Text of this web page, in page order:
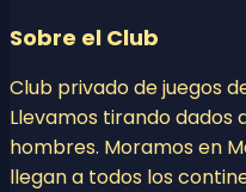
Sobre el Club
Club privado de juegos
Llevamos tirando dados
hombres. Moramos en
llegan a todos los